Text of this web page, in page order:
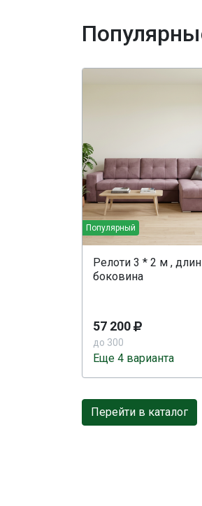
Популярный
Релоти 3 * 2 м ,
боковина
57 200
до 300
Еще 4 варианта
Перейти в каталог